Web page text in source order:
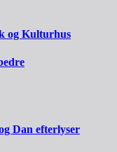
og Kulturhus
Dan efterlyser